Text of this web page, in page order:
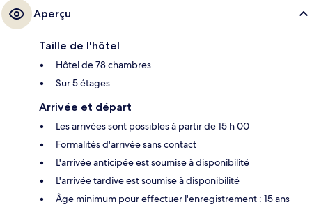
Aperçu
Taille de l'hôtel
Hôtel de 78 chambres
Sur 5 étages
Arrivée et départ
Les arrivées sont possibles à partir de 15 h 00
Formalités d'arrivée sans contact
L'arrivée anticipée est soumise à disponibilité
L'arrivée tardive est soumise à disponibilité
Âge minimum pour effectuer l'enregistrement : 15 ans